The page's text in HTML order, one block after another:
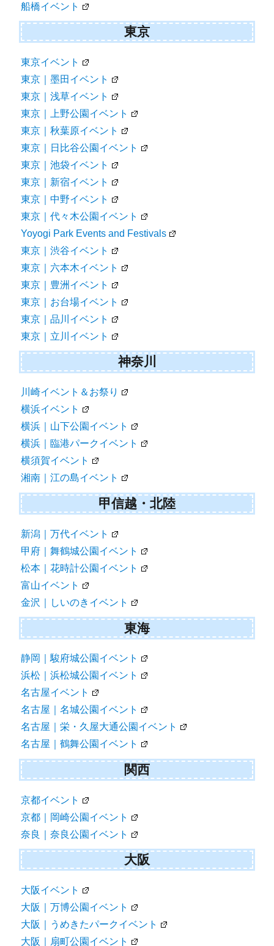
船橋イベント
東京
東京イベント
東京｜墨田イベント
東京｜浅草イベント
東京｜上野公園イベント
東京｜秋葉原イベント
東京｜日比谷公園イベント
東京｜池袋イベント
東京｜新宿イベント
東京｜中野イベント
東京｜代々木公園イベント
Yoyogi Park Events and Festivals
東京｜渋谷イベント
東京｜六本木イベント
東京｜豊洲イベント
東京｜お台場イベント
東京｜品川イベント
東京｜立川イベント
神奈川
川崎イベント＆お祭り
横浜イベント
横浜｜山下公園イベント
横浜｜臨港パークイベント
横須賀イベント
湘南｜江の島イベント
甲信越・北陸
新潟｜万代イベント
甲府｜舞鶴城公園イベント
松本｜花時計公園イベント
富山イベント
金沢｜しいのきイベント
東海
静岡｜駿府城公園イベント
浜松｜浜松城公園イベント
名古屋イベント
名古屋｜名城公園イベント
名古屋｜栄・久屋大通公園イベント
名古屋｜鶴舞公園イベント
関西
京都イベント
京都｜岡崎公園イベント
奈良｜奈良公園イベント
大阪
大阪イベント
大阪｜万博公園イベント
大阪｜うめきたパークイベント
大阪｜扇町公園イベント